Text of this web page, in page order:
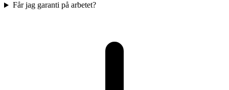
Får jag garanti på arbetet?